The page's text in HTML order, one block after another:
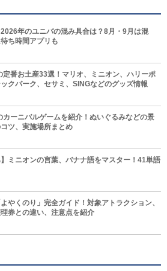
2026年のユニバの混み具合は？8月・9月は混
ち時間アプリも
定番お土産33選！マリオ、ミニオン、ハリーポ
クパーク、セサミ、SINGなどのグッズ情報
カーニバルゲームを紹介！ぬいぐるみなどの景
ツ、実施場所まとめ
】ミニオンの言葉、バナナ語をマスター！41単語
やくのり」完全ガイド！対象アトラクション、
券との違い、注意点を紹介